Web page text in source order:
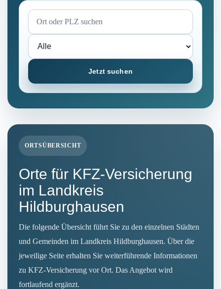
Jetzt suchen
ORTSÜBERSICHT
Orte für KFZ-Versicherung
im Landkreis
Hildburghausen
Die folgende Übersicht führt Sie zu den einzelnen Städten
und Gemeinden im Landkreis Hildburghausen. Über die
jeweilige Seite erhalten Sie weiterführende Informationen
zu KFZ-Versicherung vor Ort. Das Angebot wird
fortlaufend ergänzt.